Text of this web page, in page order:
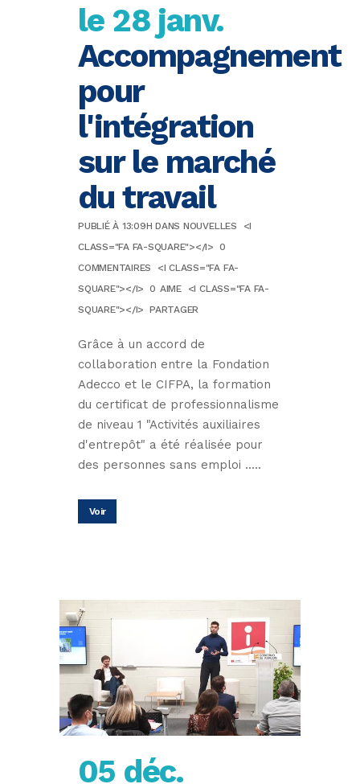
le 28 janv.
Accompagnement
pour
l'intégration
sur le marché
du travail
PUBLIÉ À 13:09H DANS NOUVELLES
<I
CLASS="FA FA-SQUARE"></I> 0
COMMENTAIRES
<I CLASS="FA FA-
SQUARE"></I> 0 AIME
<I CLASS="FA FA-
SQUARE"></I> PARTAGER
Grâce à un accord de
collaboration entre la Fondation
Adecco et le CIFPA, la formation
du certificat de professionnalisme
de niveau 1 "Activités auxiliaires
d'entrepôt" a été réalisée pour
des personnes sans emploi .....
Voir
05 déc.